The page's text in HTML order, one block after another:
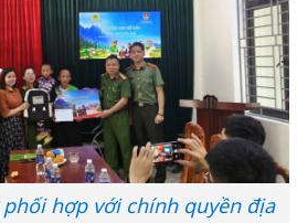
phối hợp với chính quyền địa